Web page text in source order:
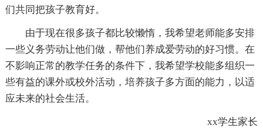
们共同把孩子教育好。
由于现在很多孩子都比较懒惰，我希望老师能多安排
一些义务劳动让他们做，帮他们养成爱劳动的好习惯。在
不影响正常的教学任务的条件下，我希望学校能多组织一
些有益的课外或校外活动，培养孩子多方面的能力，以适
应未来的社会生活。
xx学生家长